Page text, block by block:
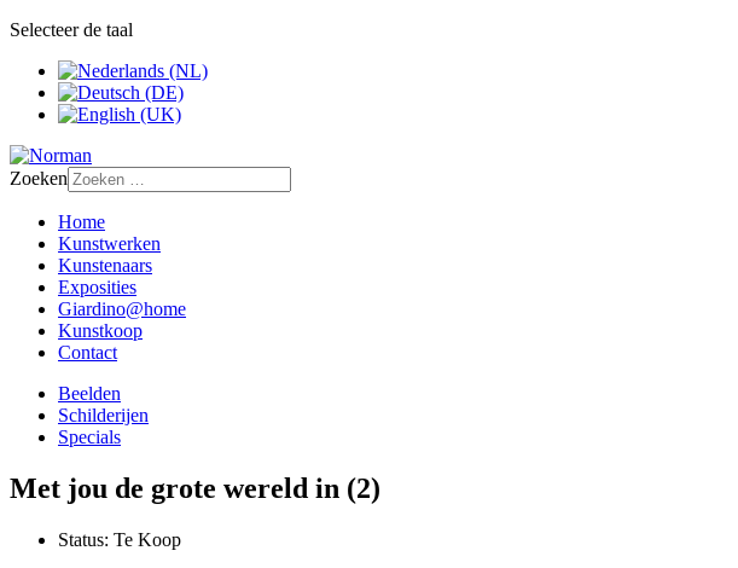
Selecteer de taal
Zoeken
Home
Kunstwerken
Kunstenaars
Exposities
Giardino@home
Kunstkoop
Contact
Beelden
Schilderijen
Specials
Met jou de grote wereld in (2)
Status: Te Koop